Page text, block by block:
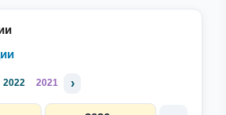
2022 2021 ›